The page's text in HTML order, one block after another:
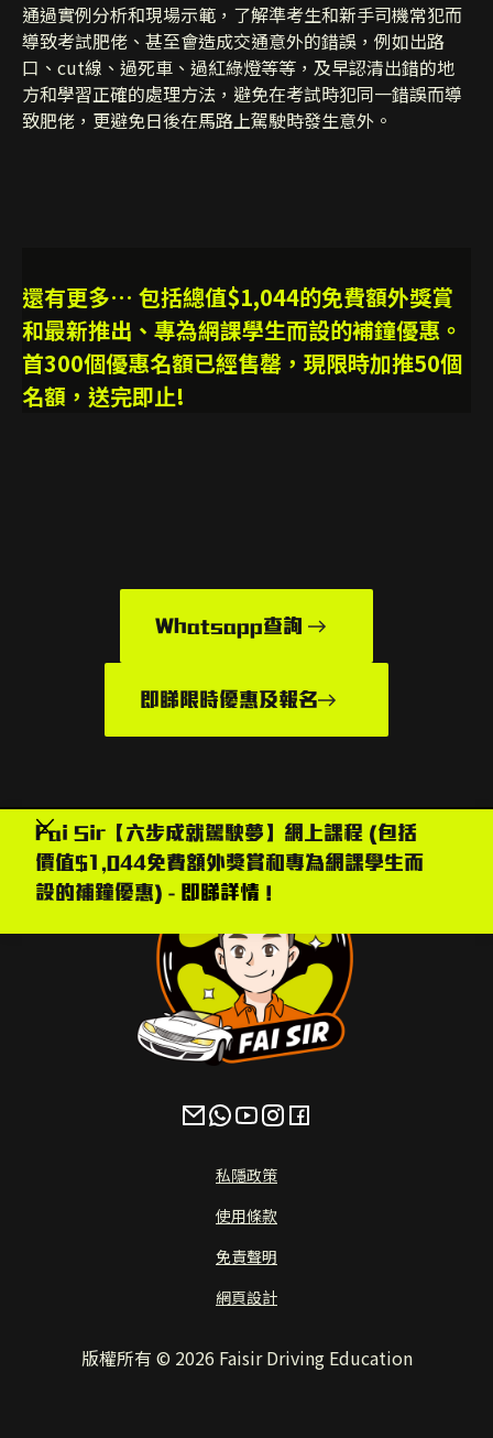
通過實例分析和現場示範，了解準考生和新手司機常犯而
導致考試肥佬、甚至會造成交通意外的錯誤，例如出路
口、cut線、過死車、過紅綠燈等等，及早認清出錯的地
方和學習正確的處理方法，避免在考試時犯同一錯誤而導
致肥佬，更避免日後在馬路上駕駛時發生意外。
還有更多… 包括總值$1,044的免費額外獎賞
和最新推出、專為網課學生而設的補鐘優惠。
首300個優惠名額已經售罄，現限時加推50個
名額，送完即止!
Whatsapp查詢
即睇限時優惠及報名
Fai Sir【六步成就駕駛夢】網上課程 (包括
價值$1,044免費額外獎賞和專為網課學生而
設的補鐘優惠) - 即睇詳情 !
版權所有 © 2026 Faisir Driving Education
私隱政策
使用條款
免責聲明
網頁設計